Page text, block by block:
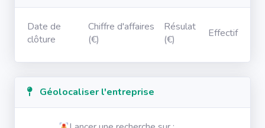
Date de
clôture
Chiffre d'affaires
(€)
Résulat
(€)
Effectif
Géolocaliser l'entreprise